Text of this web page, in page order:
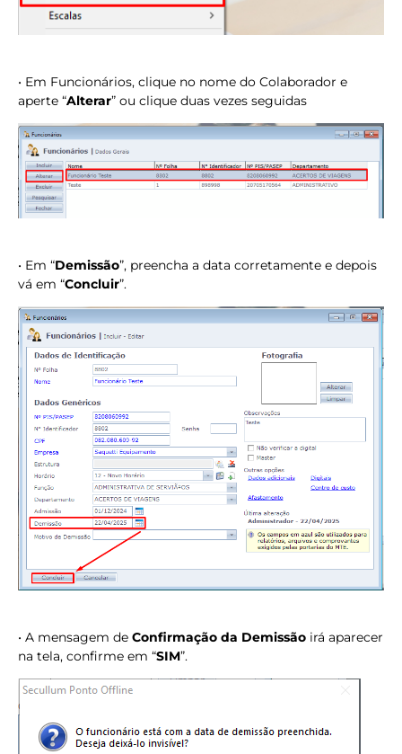
• Em Funcionários, clique no nome do Colaborador e
aperte “Alterar” ou clique duas vezes seguidas
• Em “Demissão”, preencha a data corretamente e depois
vá em “Concluir”.
• A mensagem de Confirmação da Demissão irá aparecer
na tela, confirme em “SIM”.